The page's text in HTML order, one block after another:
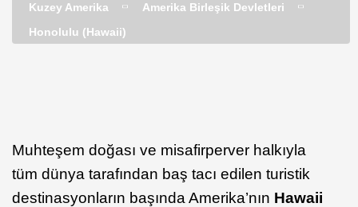
Kuzey Amerika
Amerika Birleşik Devletleri
Honolulu (Hawaii)
Muhteşem doğası ve misafirperver halkıyla
tüm dünya tarafından baş tacı edilen turistik
destinasyonların başında Amerika’nın Hawaii